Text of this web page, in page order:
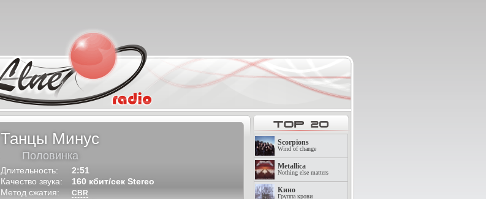
Танцы Минус
Половинка
Длительность:
2:51
Качество звука:
160 кбит/сек Stereo
Метод сжатия:
CBR
Scorpions
Wind of change
Metallica
Nothing else matters
Кино
Группа крови